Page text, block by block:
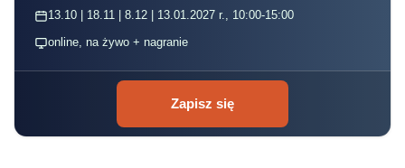
początkowego.
w dowolnej placówce Zakładu Ubezpieczeń
Społecznych. Należy wypełnić odpowiedni druk
i dołączyć do niego dokumenty świadczące